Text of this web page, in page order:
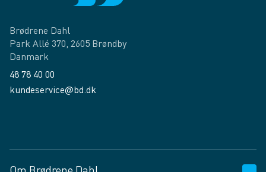
Brødrene Dahl
Park Allé 370, 2605 Brøndby
Danmark
48 78 40 00
kundeservice@bd.dk